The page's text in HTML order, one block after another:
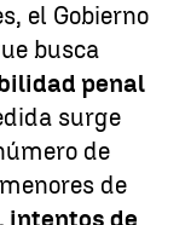
el Gobierno
busca
penal
surge
de
de
intentos de